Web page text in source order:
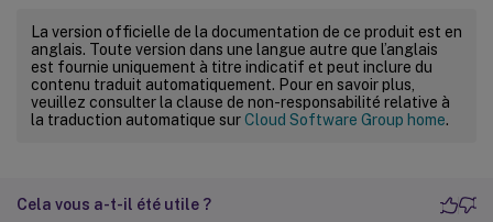
La version officielle de la documentation de ce produit est en
anglais. Toute version dans une langue autre que l’anglais
est fournie uniquement à titre indicatif et peut inclure du
contenu traduit automatiquement. Pour en savoir plus,
veuillez consulter la clause de non-responsabilité relative à
la traduction automatique surCloud Software Group home.
Cela vous a-t-il été utile ?